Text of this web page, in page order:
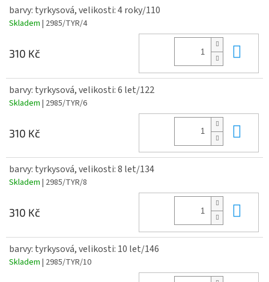
barvy: tyrkysová, velikosti: 4 roky/110
Skladem | 2985/TYR/4
310 Kč
barvy: tyrkysová, velikosti: 6 let/122
Skladem | 2985/TYR/6
310 Kč
barvy: tyrkysová, velikosti: 8 let/134
Skladem | 2985/TYR/8
310 Kč
barvy: tyrkysová, velikosti: 10 let/146
Skladem | 2985/TYR/10